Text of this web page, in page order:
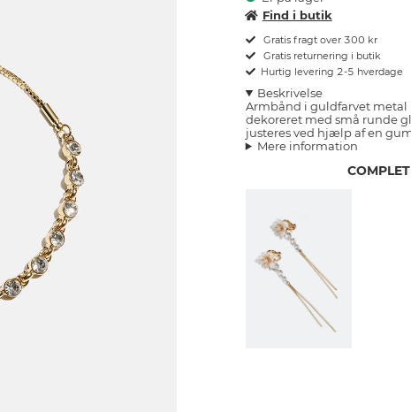
Find i butik
Gratis fragt over 300 kr
Gratis returnering i butik
Hurtig levering 2-5 hverdage
Beskrivelse
Armbånd i guldfarvet
dekoreret med små runde
justeres ved hjælp af en
Mere information